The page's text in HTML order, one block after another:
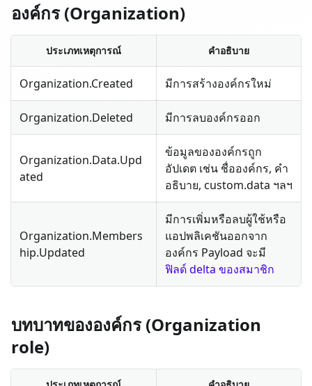
องค์กร (Organization)
ประเภทเหตุการณ์ คำอธิบาย
Organization.Created มีการสร้างองค์กรใหม่
Organization.Deleted มีการลบองค์กรออก
Organization.Data.Upd
ated
ข้อมูลขององค์กรถูก
อัปเดต เช่น ชื่อองค์กร, คำ
อธิบาย, custom.data ฯลฯ
Organization.Members
hip.Updated
มีการเพิ่มหรือลบผู้ใช้หรือ
แอปพลิเคชันออกจาก
องค์กร Payload จะมี
ฟิลด์ delta ของสมาชิก
บทบาทขององค์กร (Organization
role)